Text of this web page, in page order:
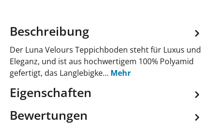
Beschreibung
Der Luna Velours Teppichboden steht für Luxus und
Eleganz, und ist aus hochwertigem 100% Polyamid
gefertigt, das Langlebigke… Mehr
Eigenschaften
Bewertungen